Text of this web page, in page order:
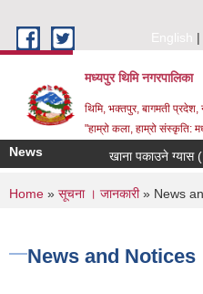
English
मध्यपुर थिमि नगरपालिका
थिमि, भक्तपुर, बागमती प्रदेश,
"हाम्रो कला, हाम्रो संस्कृति:
News खाना पकाउने ग्यास
You are here
Home » सूचना । जानकारी» News
News and Notices